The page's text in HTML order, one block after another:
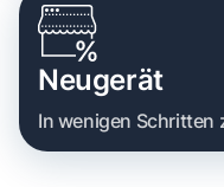
Neugerät
In wenigen Schritten